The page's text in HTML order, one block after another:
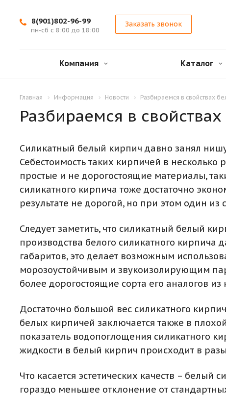
8(901)802-96-99
пн-сб с 8:00 до 18:00
Заказать звонок
Компания Каталог
Главная Информация Новости Разбираемся в свойствах
Разбираемся в
Силикатный белый кирпич давно занял
Себестоимость таких кирпичей в
простые и не дорогостоящие материалы,
силикатного кирпича тоже достаточно
результате не дорогой, но при этом один
Следует заметить, что силикатный белый
производства белого силикатного
габаритов, это делает возможным
морозоустойчивым и звукоизолирующим
более дорогостоящие сорта его аналогов из
Достаточно большой вес силикатного
белых кирпичей заключается также в
показатель водопоглощения силикатного
жидкости в белый кирпич происходит в
Что касается эстетических качеств –
гораздо меньшее отклонение от